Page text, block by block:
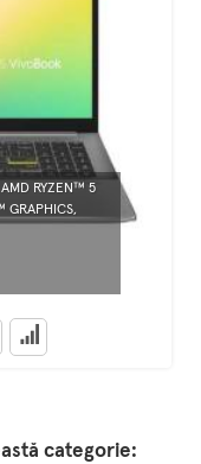
RYZEN™ 5
GRAPHICS,
categorie: